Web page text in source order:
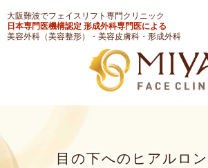
大阪難波でフェイスリフト専門クリニック
日本専門医機構認定 形成外科専門医による
美容外科（美容整形）・美容皮膚科・形成外科
目の下へのヒアルロ